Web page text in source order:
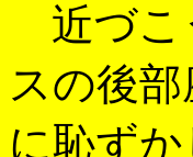
近づこ
スの後部
に恥ず